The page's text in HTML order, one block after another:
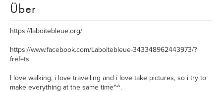
Über
https://laboitebleue.org/
https://www.facebook.com/Laboitebleue-343348962443973/?
fref=ts
I love walking, i love travelling and i love take pictures, so i try to
make everything at the same time^^.